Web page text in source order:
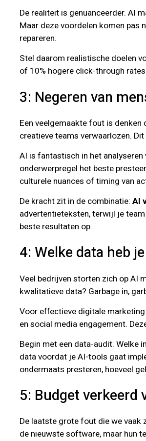
De realiteit is genuanceerder. AI
Maar deze voordelen komen pas
repareren.
Stel daarom realistische doelen
of 10% hogere click-through
3: Negeren van
Een veelgemaakte fout is
creatieve teams verwaarlozen.
AI is fantastisch in het
onderwerpregel het beste
culturele nuances of timing van
De kracht zit in de combinatie: AI
advertentieteksten, terwijl je
beste resultaten op.
4: Welke data heb
Veel bedrijven storten zich op AI
kwalitatieve data? Garbage in,
Voor effectieve digitale
en social media engagement.
Begin met een data-audit. Welke
data voordat je AI-tools gaat
ondermaats presteren, hoeveel
5: Budget verkeerd
De laatste grote fout die we vaak
de nieuwste software, maar hun